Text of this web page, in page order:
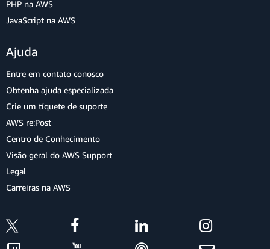
PHP na AWS
JavaScript na AWS
Ajuda
Entre em contato conosco
Obtenha ajuda especializada
Crie um tíquete de suporte
AWS re:Post
Centro de Conhecimento
Visão geral do AWS Support
Legal
Carreiras na AWS